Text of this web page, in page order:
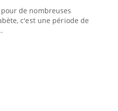
de nombreuses
c'est une période de